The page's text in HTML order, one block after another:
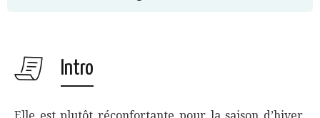
Intro
Elle est plutôt réconfortante pour la saison d’hiver,